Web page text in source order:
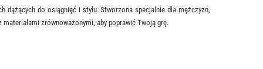
dążących do osiągnięć i stylu. Stworzona specjalnie dla mężczyzn,
zrównoważonymi, aby poprawić Twoją grę.